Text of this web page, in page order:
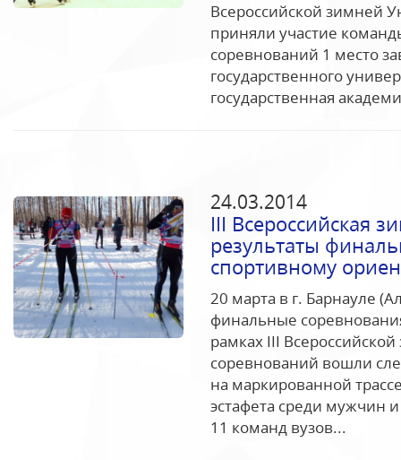
Всероссийской зимней
приняли участие
соревнований 1 место
государственного
государственная
24.03.2014
III Всероссийская
результаты
спортивному
20 марта в г. Барнауле
финальные
рамках III
соревнований вошли
на маркированной
эстафета среди мужчин
11 команд вузов...